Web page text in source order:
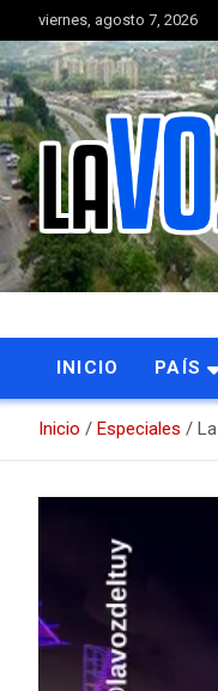
al
contenido
viernes, agosto 7, 2026
La Voz
Portal de noticias
INICIO PAÍS
Inicio Especiales